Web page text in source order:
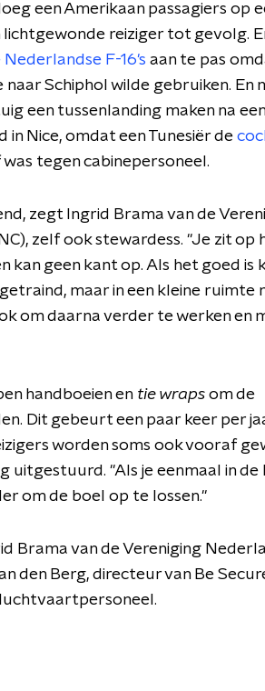
een Amerikaan passagiers op
reiziger tot gevolg.
F-16's aan te pas
Schiphol wilde gebruiken. En
een tussenlanding maken na een
Nice, omdat een Tunesiër de
was tegen cabinepersoneel.
zegt Ingrid Brama van de
zelf ook stewardess. "Je zit op
kan geen kant op. Als het goed is
maar in een kleine ruimte
om daarna verder te werken en
handboeien en tie wraps om de
Dit gebeurt een paar keer per
worden soms ook vooraf
uitgestuurd. "Als je eenmaal in de
om de boel op te lossen."
Brama van de Vereniging
den Berg, directeur van Be